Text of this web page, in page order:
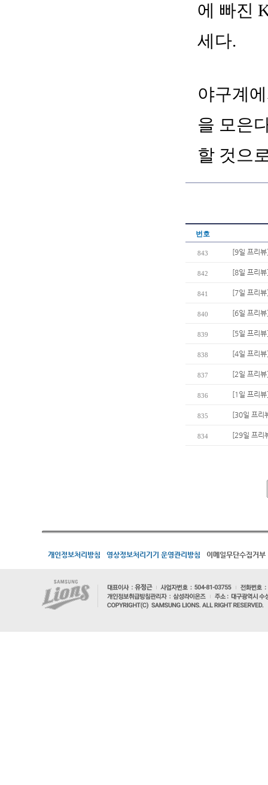
에 빠진
세다.
야구계
을 모은
할 것으
번호
843 [9일 프리
842 [8일 프리
841 [7일 프리
840 [6일 프리
839 [5일 프리
838 [4일 프리
837 [2일 프리
836 [1일 프리
835 [30일 프리
834 [29일 프리
개인정보처리방침 영상정보처리기기 운영관리방침 이메일무단수집거부